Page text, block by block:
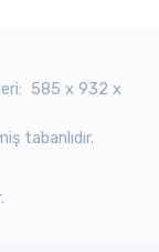
585 x 932 x
tabanlıdır.